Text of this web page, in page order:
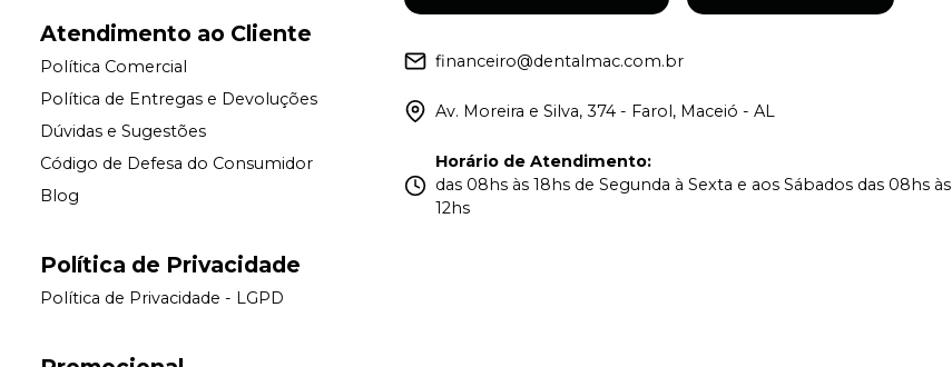
Atendimento ao Cliente
Política Comercial
Política de Entregas e Devoluções
Dúvidas e Sugestões
Código de Defesa do Consumidor
Blog
Política de Privacidade
Política de Privacidade - LGPD
financeiro@dentalmac.com.br
Av. Moreira e Silva, 374 - Farol, Maceió - AL
Horário de Atendimento:
das 08hs às 18hs de Segunda à Sexta e aos Sábados das 08hs às
12hs